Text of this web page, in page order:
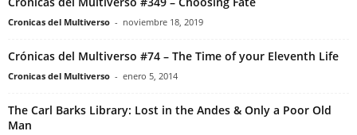
Cronicas del Multiverso - noviembre 18, 2019
Crónicas del Multiverso #74 – The Time of your Eleventh Life
Cronicas del Multiverso - enero 5, 2014
The Carl Barks Library: Lost in the Andes & Only a Poor Old
Man